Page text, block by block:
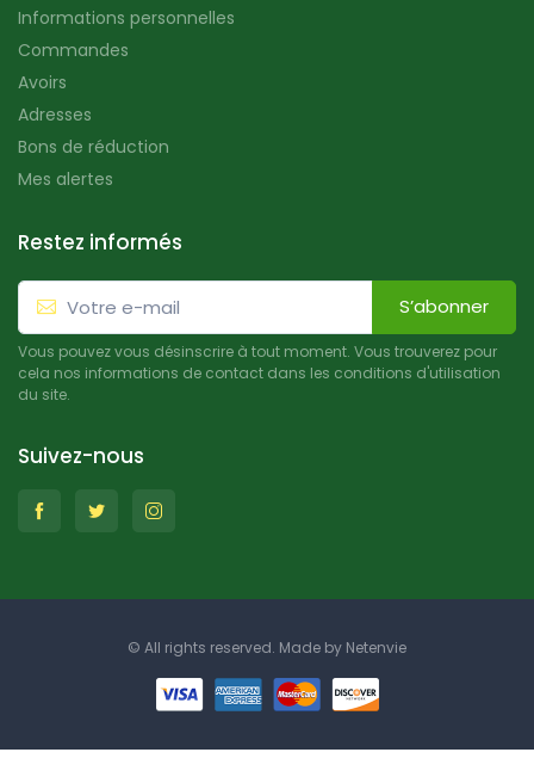
Informations personnelles
Commandes
Avoirs
Adresses
Bons de réduction
Mes alertes
Restez informés
S’abonner
Vous pouvez vous désinscrire à tout moment. Vous trouverez pour
cela nos informations de contact dans les conditions d'utilisation
du site.
Suivez-nous
© All rights reserved. Made by Netenvie